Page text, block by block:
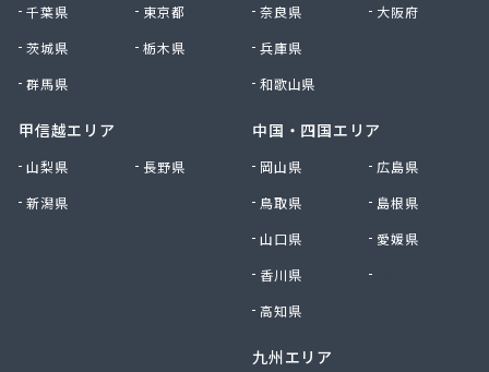
昭和ガス株式会社 坂戸・鶴ヶ島支店
松井商事株式会社
沼口商店
新島燃料店
新徳株式会社
千葉県
東京都
茨城県
栃木県
群馬県
甲信越エリア
山梨県
長野県
新潟県
奈良県
大阪府
兵庫県
和歌山県
中国・四国エリア
岡山県
広島県
鳥取県
島根県
山口県
愛媛県
香川県
高知県
九州エリア